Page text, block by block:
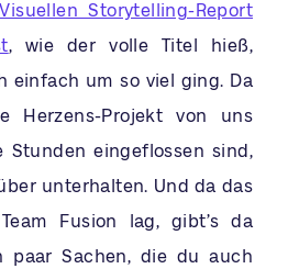
Visuellen Storytelling-Report
, wie der volle Titel hieß,
einfach um so viel ging. Da
Herzens-Projekt von uns
Stunden eingeflossen sind,
unterhalten. Und da das
Fusion lag, gibt’s da
paar Sachen, die du auch